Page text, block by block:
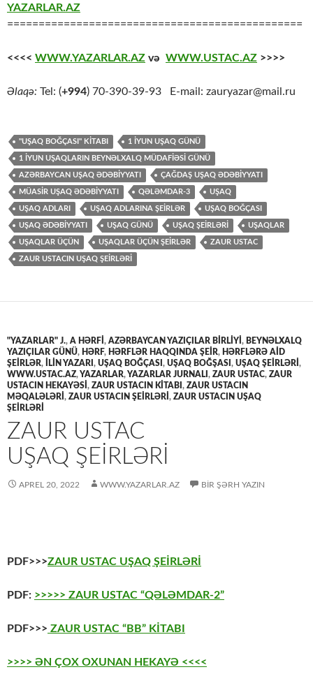
YAZARLAR.AZ
===============================================
<<<< WWW.YAZARLAR.AZ və WWW.USTAC.AZ >>>>
Əlaqə: Tel: (+994) 70-390-39-93 E-mail: zauryazar@mail.ru
"UŞAQ BOĞÇASI" KİTABI 1 İYUN UŞAQ GÜNÜ
1 İYUN UŞAQLARIN BEYNƏLXALQ MÜDAFİƏSİ GÜNÜ
AZƏRBAYCAN UŞAQ ƏDƏBİYYATI ÇAĞDAŞ UŞAQ ƏDƏBİYYATI
MÜASİR UŞAQ ƏDƏBİYYATI QƏLƏMDAR-3 UŞAQ
UŞAQ ADLARI UŞAQ ADLARINA ŞEİRLƏR UŞAQ BOĞÇASI
UŞAQ ƏDƏBİYYATI UŞAQ GÜNÜ UŞAQ ŞEİRLƏRİ UŞAQLAR
UŞAQLAR ÜÇÜN UŞAQLAR ÜÇÜN ŞEİRLƏR ZAUR USTAC
ZAUR USTACIN UŞAQ ŞEİRLƏRİ
"YAZARLAR" J., A HƏRFİ , AZƏRBAYCAN YAZIÇILAR BIRLIYI , BEYNƏLXALQ
YAZIÇILAR GÜNÜ, HƏRF, HƏRFLƏR HAQQINDA ŞEİR, HƏRFLƏRƏ AİD
ŞEİRLƏR, İLİN YAZARI , UŞAQ BOĞÇASI , UŞAQ BOĞŞASI , UŞAQ ŞEİRLƏRİ ,
WWW.USTAC.AZ, YAZARLAR, YAZARLAR JURNALI , ZAUR USTAC, ZAUR
USTACIN HEKAYƏSİ , ZAUR USTACIN KİTABI , ZAUR USTACIN
MƏQALƏLƏRİ , ZAUR USTACIN ŞEİRLƏRİ , ZAUR USTACIN UŞAQ
ŞEİRLƏRİ
ZAUR USTAC
UŞAQ ŞEİRLƏRİ
APREL 20, 2022 WWW.YAZARLAR.AZ BIR ŞƏRH YAZIN
PDF>>>ZAUR USTAC UŞAQ ŞEİRLƏRİ
PDF: >>>>> ZAUR USTAC “QƏLƏMDAR-2”
PDF>>> ZAUR USTAC “BB” KİTABI
>>>> ƏN ÇOX OXUNAN HEKAYƏ <<<<